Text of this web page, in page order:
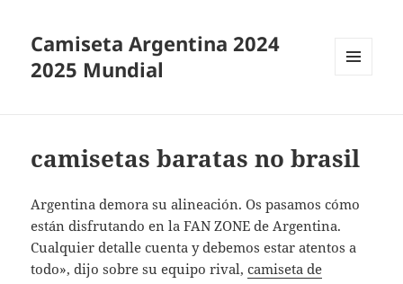
Camiseta Argentina 2024
2025 Mundial
camisetas baratas no brasil
Argentina demora su alineación. Os pasamos cómo
están disfrutando en la FAN ZONE de Argentina.
Cualquier detalle cuenta y debemos estar atentos a
todo», dijo sobre su equipo rival,camiseta de